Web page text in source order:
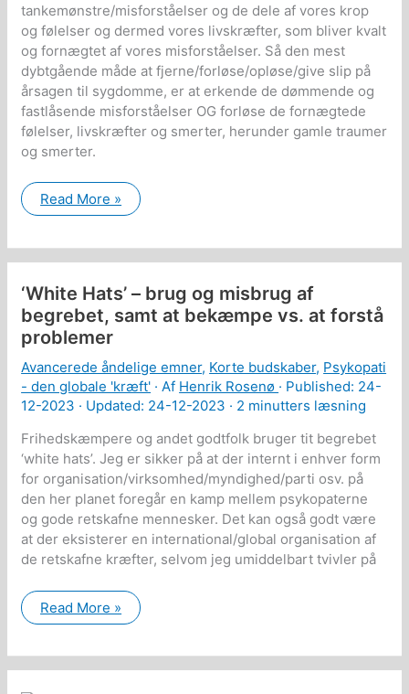
tankemønstre/misforståelser og de dele af vores krop
og følelser og dermed vores livskræfter, som bliver kvalt
og fornægtet af vores misforståelser. Så den mest
dybtgående måde at fjerne/forløse/opløse/give slip på
årsagen til sygdomme, er at erkende de dømmende og
fastlåsende misforståelser OG forløse de fornægtede
følelser, livskræfter og smerter, herunder gamle traumer
og smerter.
Interessant
dokumentarfilm
kræftbehandlinger
Read More »
‘White Hats’ – brug og misbrug af
begrebet, samt at bekæmpe vs. at forstå
problemer
Avancerede åndelige emner, Korte budskaber, Psykopati
- den globale 'kræft' · Af Henrik Rosenø · Published: 24-
12-2023 · Updated: 24-12-2023 · 2 minutters læsning
Frihedskæmpere og andet godtfolk bruger tit begrebet
‘white hats’. Jeg er sikker på at der internt i enhver form
for organisation/virksomhed/myndighed/parti osv. på
den her planet foregår en kamp mellem psykopaterne
og gode retskafne mennesker. Det kan også godt være
at der eksisterer en international/global organisation af
de retskafne kræfter, selvom jeg umiddelbart tvivler på
‘White
Hats’
og
misbrug
Read More »